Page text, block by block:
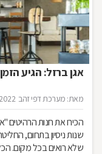
אגן ברזל: הגיע
מאת: מערכת דפי זהב
שנות ניסיון בתחום,
שלא רואים בכל מקום.